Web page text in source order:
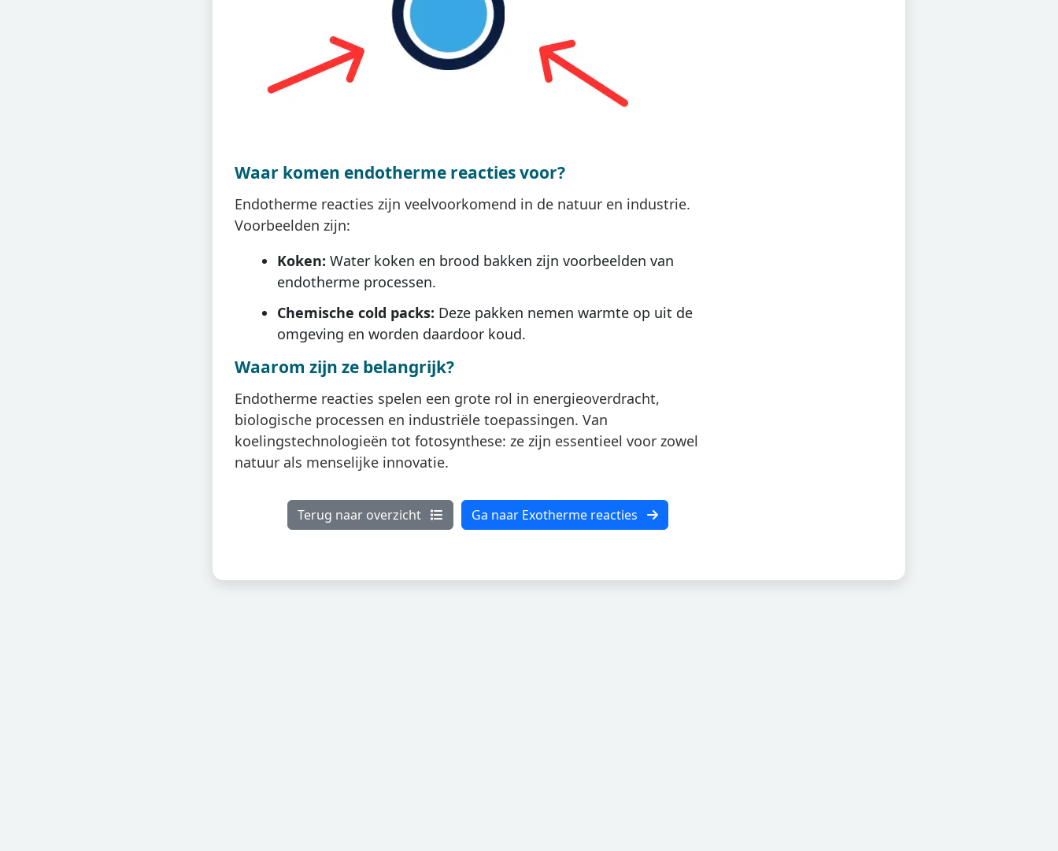
Waar komen endotherme reacties voor?
Endotherme reacties zijn veelvoorkomend in de natuur en industrie.
Voorbeelden zijn:
Koken: Water koken en brood bakken zijn voorbeelden van
endotherme processen.
Chemische cold packs: Deze pakken nemen warmte op uit de
omgeving en worden daardoor koud.
Waarom zijn ze belangrijk?
Endotherme reacties spelen een grote rol in energieoverdracht,
biologische processen en industriële toepassingen. Van
koelingstechnologieën tot fotosynthese: ze zijn essentieel voor zowel
natuur als menselijke innovatie.
Terug naar overzicht Ga naar Exotherme reacties